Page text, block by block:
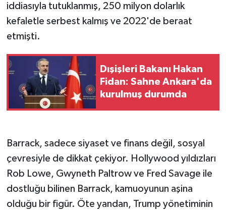
iddiasıyla tutuklanmış, 250 milyon dolarlık
kefaletle serbest kalmış ve 2022'de beraat
etmişti.
Dışişleri Bakanı Hakan
Fidan: Sahne Ankara'da
kurulmuş durumda
Barrack, sadece siyaset ve finans değil, sosyal
çevresiyle de dikkat çekiyor. Hollywood yıldızları
Rob Lowe, Gwyneth Paltrow ve Fred Savage ile
dostluğu bilinen Barrack, kamuoyunun aşina
olduğu bir figür. Öte yandan, Trump yönetiminin